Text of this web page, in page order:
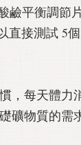
鹼平衡調節
直接測試 5
，每天體力
礦物質的需